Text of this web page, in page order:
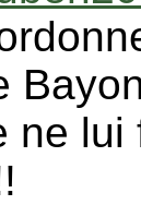
ne lui